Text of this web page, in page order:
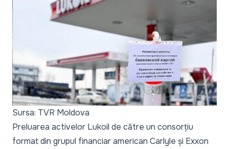
Sursa: TVR Moldova
Preluarea activelor Lukoil de către un consorțiu
format din grupul financiar american Carlyle și Exxon